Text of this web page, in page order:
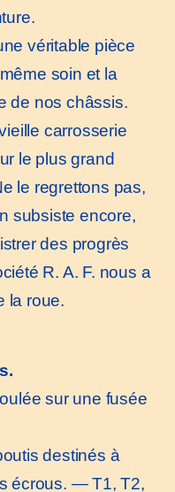
véritable pièce
soin et la
de nos châssis.
carrosserie
le plus grand
le regrettons pas,
subsiste encore,
des progrès
R. A. F. nous a
la roue.
sur une fusée
destinés à
écrous. — T1, T2,